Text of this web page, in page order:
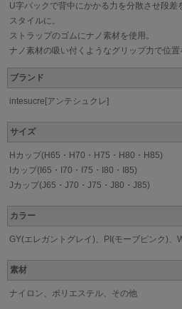
U字バックで背中にかかる力を分散させ段差
スタイルに。
ストラップのゴムにナノ素材を使用。
ナノ素材の吸い付くようなグリップ力で位置
ブランド
intesucre[アンテシュクレ]
サイズ
Hカップ(H65・H70・H75・H80・H85)
Iカップ(I65・I70・I75・I80・I85)
Jカップ(J65・J70・J75・J80・J85)
カラー
GY(エレガントグレイ)、PI(モーブピンク)、
素材
ナイロン、ポリエステル、その他